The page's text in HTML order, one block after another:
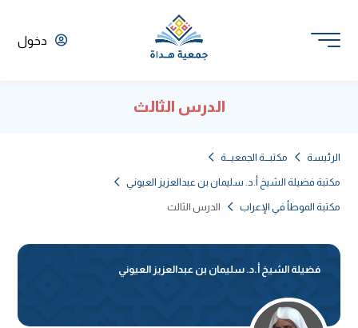
دخول
الدرس الثالث
الرئيسة مكتبـــة الجمعيـــة
مكتبة فضيلة الشيخ أ.د. سليمان بن عبدالعزيز العيوني
مكتبة الموطأ في الإعراب الدرس الثالث
فضيلة الشيخ أ.د. سليمان بن عبدالعزيز العيوني